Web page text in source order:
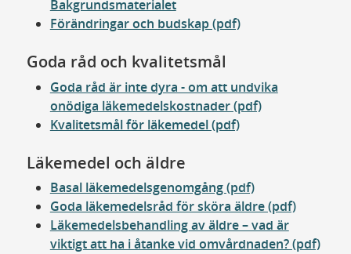
Bakgrundsmaterialet
Förändringar och budskap (pdf)
Goda råd och kvalitetsmål
Goda råd är inte dyra - om att undvika
onödiga läkemedelskostnader (pdf)
Kvalitetsmål för läkemedel (pdf)
Läkemedel och äldre
Basal läkemedelsgenomgång (pdf)
Goda läkemedelsråd för sköra äldre (pdf)
Läkemedelsbehandling av äldre – vad är
viktigt att ha i åtanke vid omvårdnaden? (pdf)